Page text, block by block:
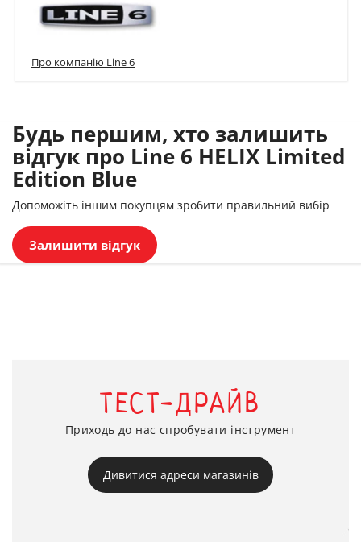
Про компанію Line 6
Будь першим, хто залишить
відгук про Line 6 HELIX Limited
Edition Blue
Допоможіть іншим покупцям зробити правильний вибір
Залишити відгук
ТЕСТ-ДРАЙВ
Приходь до нас спробувати інструмент
Дивитися адреси магазинів